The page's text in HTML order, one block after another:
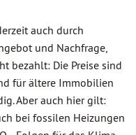
auch durch
und Nachfrage,
bezahlt: Die Preise sind
für ältere Immobilien
Aber auch hier gilt:
bei fossilen Heizungen